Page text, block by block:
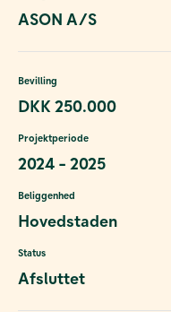
ASON A/S
Bevilling
DKK 250.000
Projektperiode
2024 - 2025
Beliggenhed
Hovedstaden
Status
Afsluttet